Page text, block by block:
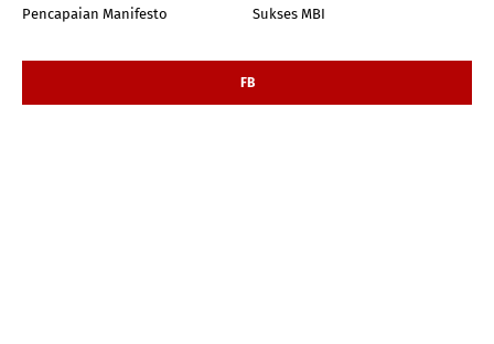
Pencapaian Manifesto Sukses MBI
FB